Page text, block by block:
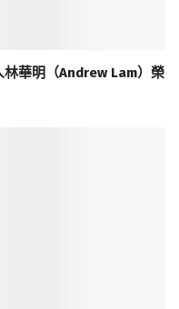
林華明（Andrew Lam）榮